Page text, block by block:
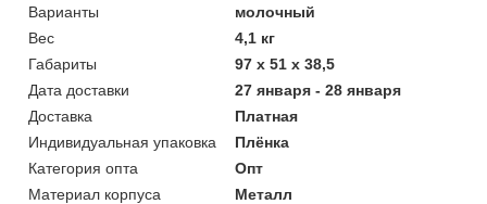
Варианты
молочный
Вес
4,1 кг
Габариты
97 x 51 x 38,5
Дата доставки
27 января - 28 января
Доставка
Платная
Индивидуальная упаковка
Плёнка
Категория опта
Опт
Материал корпуса
Металл